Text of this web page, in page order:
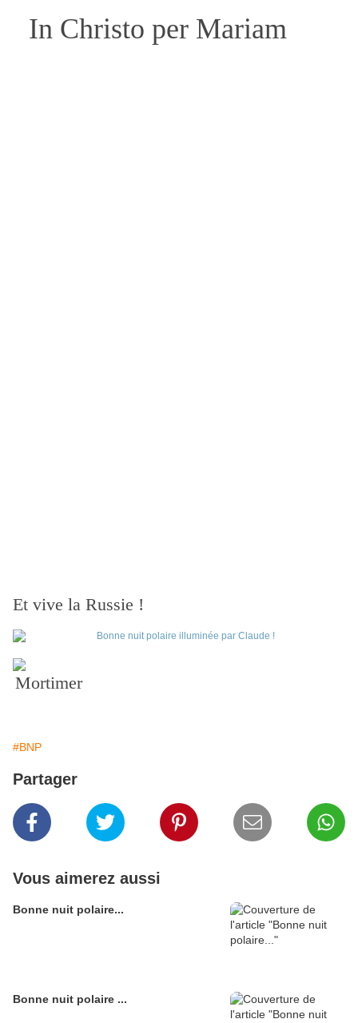
In Christo per Mariam
Et vive la Russie !
Mortimer
#BNP
Partager
Vous aimerez aussi
Bonne nuit polaire...
Bonne nuit polaire ...